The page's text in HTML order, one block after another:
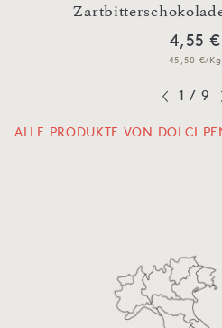
4,55 €
45,50 €/Kg
1 / 9
ALLE PRODUKTE VON DOLCI